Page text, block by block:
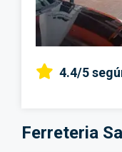
4.4/5
Ferreteria